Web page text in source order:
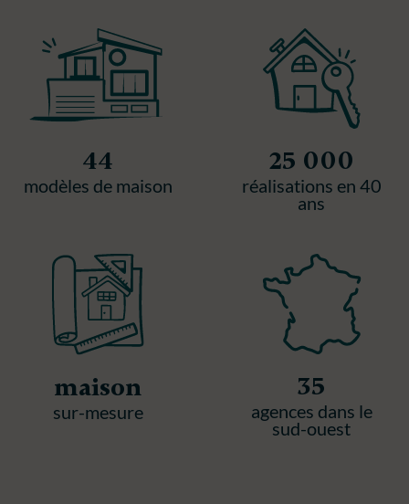
44
modèles de maison
25 000
réalisations en 40
ans
maison
sur-mesure
35
agences dans le
sud-ouest